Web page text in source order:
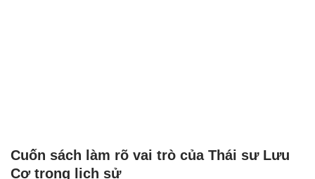
Cuốn sách làm rõ vai trò của Thái sư Lưu
Cơ trong lịch sử